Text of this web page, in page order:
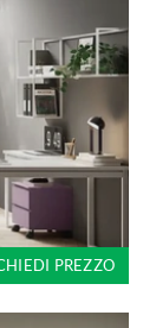
PREZZO